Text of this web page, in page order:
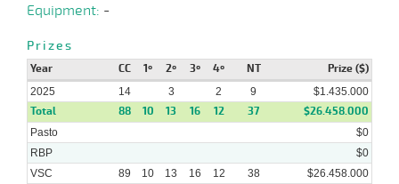
Equipment: -
Prizes
Year CC 1º 2º 3º 4º NT Prize ($)
2025 14 3 2 9 $1.435.000
Total 88 10 13 16 12 37 $26.458.000
Pasto
$0
RBP
$0
VSC
89 10 13 16 12 38
$26.458.000